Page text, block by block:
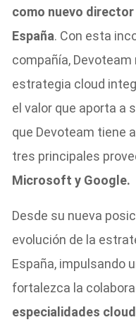
como nuevo
España. Con esta
compañía,
estrategia cloud
el valor que aporta a
que Devoteam tiene
tres principales
Microsoft y Google.
Desde su nueva
evolución de la
España, impulsando
fortalezca la
especialidades